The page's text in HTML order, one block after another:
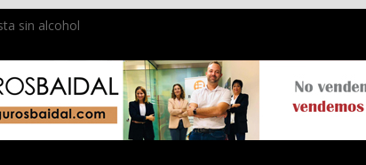
sin alcohol
con la recepción a la Capitanía Cristiana
nacionales e internacionales en los Jardins de Torrecremada
inicio a las fiestas en Dénia